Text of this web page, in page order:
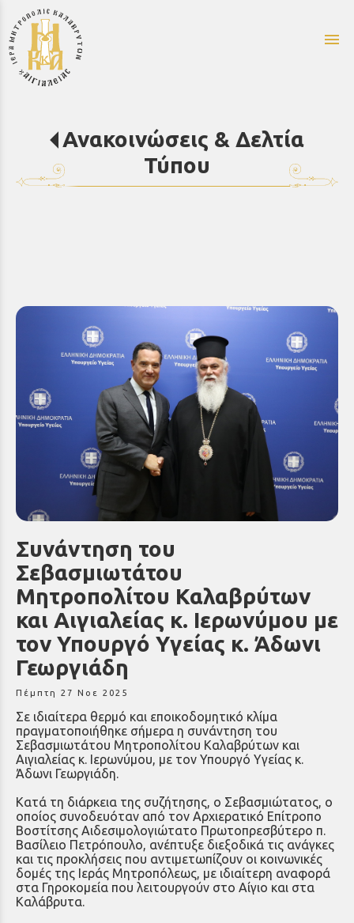
menu
Ανακοινώσεις & Δελτία
Τύπου
Συνάντηση του
Σεβασμιωτάτου
Μητροπολίτου Καλαβρύτων
και Αιγιαλείας κ. Ιερωνύμου με
τον Υπουργό Υγείας κ. Άδωνι
Γεωργιάδη
Πέμπτη 27 Νοε 2025
Σε ιδιαίτερα θερμό και εποικοδομητικό κλίμα
πραγματοποιήθηκε σήμερα η συνάντηση του
Σεβασμιωτάτου Μητροπολίτου Καλαβρύτων και
Αιγιαλείας κ. Ιερωνύμου, με τον Υπουργό Υγείας κ.
Άδωνι Γεωργιάδη.
Κατά τη διάρκεια της συζήτησης, ο Σεβασμιώτατος, ο
οποίος συνοδευόταν από τον Αρχιερατικό Επίτροπο
Βοστίτσης Αιδεσιμολογιώτατο Πρωτοπρεσβύτερο π.
Βασίλειο Πετρόπουλο, ανέπτυξε διεξοδικά τις ανάγκες
και τις προκλήσεις που αντιμετωπίζουν οι κοινωνικές
δομές της Ιεράς Μητροπόλεως, με ιδιαίτερη αναφορά
στα Γηροκομεία που λειτουργούν στο Αίγιο και στα
Καλάβρυτα.